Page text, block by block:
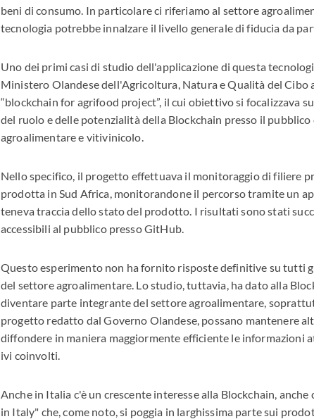
beni di consumo. In particolare ci riferiamo al settore
tecnologia potrebbe innalzare il livello generale di fiducia da
Uno dei primi casi di studio dell'applicazione di questa
Ministero Olandese dell'Agricoltura, Natura e Qualità del Cibo
“blockchain for agrifood project”, il cui obiettivo si focalizzava
del ruolo e delle potenzialità della Blockchain presso il
agroalimentare e vitivinicolo.
Nello specifico, il progetto effettuava il monitoraggio di filiere
prodotta in Sud Africa, monitorandone il percorso tramite un
teneva traccia dello stato del prodotto. I risultati sono stati
accessibili al pubblico presso GitHub.
Questo esperimento non ha fornito risposte definitive su tutti
del settore agroalimentare. Lo studio, tuttavia, ha dato alla
diventare parte integrante del settore agroalimentare,
progetto redatto dal Governo Olandese, possano mantenere
diffondere in maniera maggiormente efficiente le
ivi coinvolti.
Anche in Italia c'è un crescente interesse alla Blockchain,
in Italy" che, come noto, si poggia in larghissima parte sui